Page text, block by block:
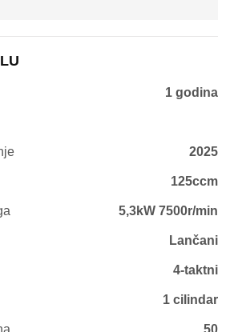
1 godina
2025
125ccm
5,3kW 7500r/min
Lančani
4-taktni
1 cilindar